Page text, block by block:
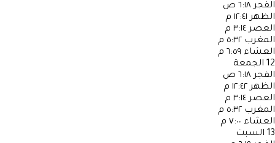
الفجر ٦:١٨ ص
الظهر ١٢:٤١ م
العصر ٣:١٤ م
المغرب ٥:٣٢ م
العشاء ٦:٥٩ م
12 الجمعة
الفجر ٦:١٨ ص
الظهر ١٢:٤٢ م
العصر ٣:١٤ م
المغرب ٥:٣٢ م
العشاء ٧:٠٠ م
13 السبت